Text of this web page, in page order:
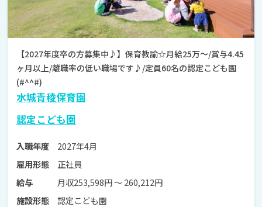
【2027年度卒の方募集中♪】保育教諭☆月給25万～/賞与4.45
ヶ月以上/離職率の低い職場です♪/定員60名の認定こども園
(#^^#)
水城青稜保育園
認定こども園
入職年度
2027年4月
雇用形態
正社員
給与
月収253,598円 〜 260,212円
施設形態
認定こども園